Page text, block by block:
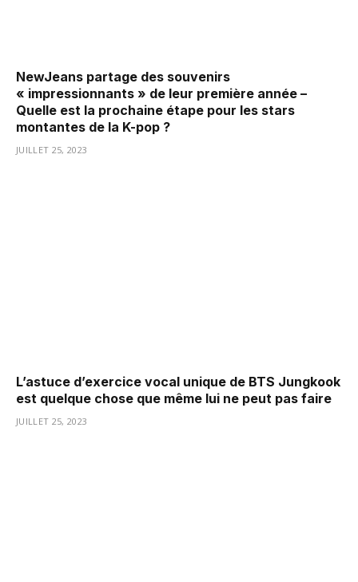
NewJeans partage des souvenirs
« impressionnants » de leur première année –
Quelle est la prochaine étape pour les stars
montantes de la K-pop ?
JUILLET 25, 2023
L’astuce d’exercice vocal unique de BTS Jungkook
est quelque chose que même lui ne peut pas faire
JUILLET 25, 2023